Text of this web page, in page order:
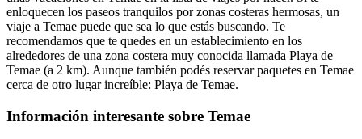
enloquecen los paseos tranquilos por zonas costeras hermosas, un
viaje a Temae puede que sea lo que estás buscando. Te
recomendamos que te quedes en un establecimiento en los
alrededores de una zona costera muy conocida llamada Playa de
Temae (a 2 km). Aunque también podés reservar paquetes en Temae
cerca de otro lugar increíble: Playa de Temae.
Información interesante sobre Temae